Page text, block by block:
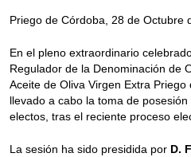
Priego de Córdoba, 28 de Octubre
En el pleno extraordinario
Regulador de la Denominación de
Aceite de Oliva Virgen Extra Priego
llevado a cabo la toma de
electos, tras el reciente proceso
La sesión ha sido presidida por D.